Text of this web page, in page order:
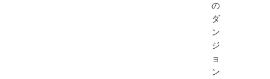
の
ダ
ン
ジ
ョ
ン